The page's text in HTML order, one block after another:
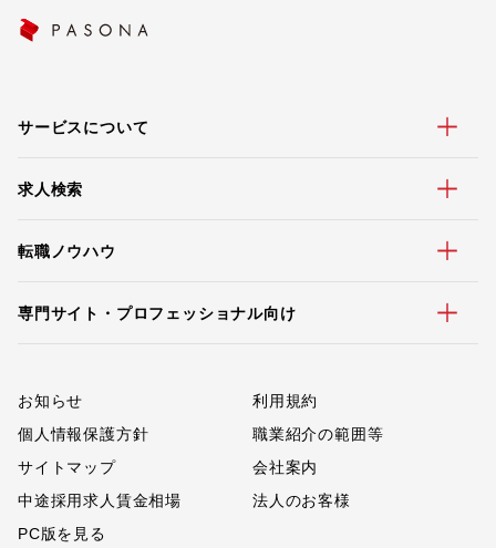
サービスについて
求人検索
転職ノウハウ
専門サイト・プロフェッショナル向け
お知らせ
利用規約
個人情報保護方針
職業紹介の範囲等
サイトマップ
会社案内
中途採用求人賃金相場
法人のお客様
PC版を見る